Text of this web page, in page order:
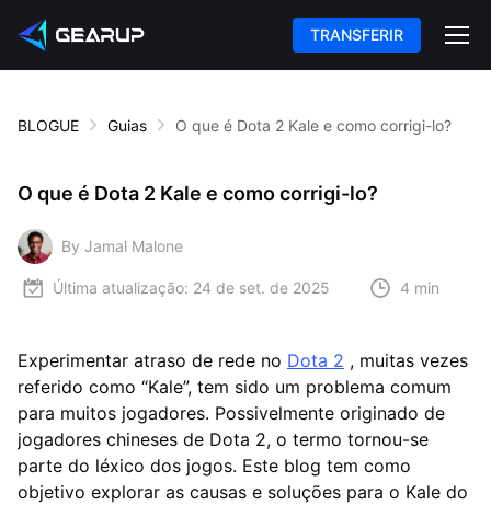
TRANSFERIR
BLOGUE Guias O que é Dota 2 Kale e como corrigi-lo?
O que é Dota 2 Kale e como corrigi-lo?
By Jamal Malone
Última atualização: 24 de set. de 2025 4 min
Experimentar atraso de rede no Dota 2 , muitas vezes
referido como “Kale”, tem sido um problema comum
para muitos jogadores. Possivelmente originado de
jogadores chineses de Dota 2, o termo tornou-se
parte do léxico dos jogos. Este blog tem como
objetivo explorar as causas e soluções para o Kale do